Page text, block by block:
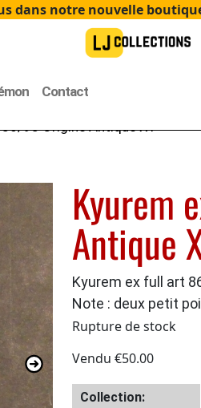
dans notre nouvelle
Contact
98 Origine Antique XY
Kyurem
Antique
Kyurem ex full art
Note : deux petit
Rupture de stock
Vendu €50.00
Collection: